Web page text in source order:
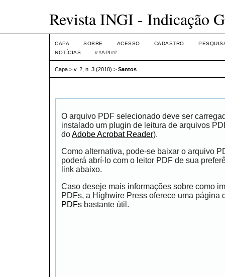
Revista INGI - Indicação
CAPA SOBRE ACESSO CADASTRO
NOTÍCIAS
##API##
Capa > v. 2, n. 3 (2018) > Santos
O arquivo PDF selecionado deve ser
instalado um plugin de leitura de arquivos
doAdobe Acrobat Reader).
Como alternativa, pode-se baixar o arquivo
poderá abrí-lo com o leitor PDF de sua
link abaixo.
Caso deseje mais informações sobre como
PDFs, a Highwire Press oferece uma página
PDFs bastante útil.